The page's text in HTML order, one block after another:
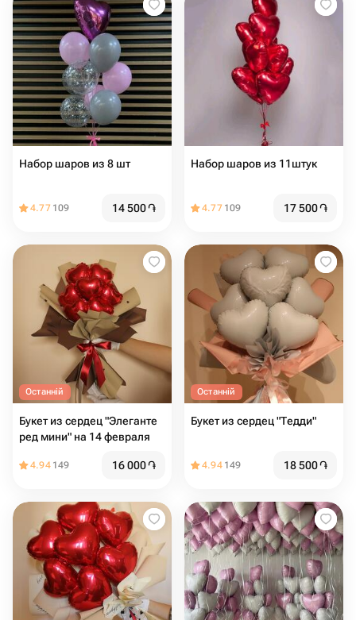
Набор шаров из 8 шт
4.77 109 14 500֏
Набор шаров из 11штук
4.77 109 17 500֏
Останній
Букет из сердец "Элеганте
ред мини" на 14 февраля
4.94 149 16 000֏
Останній
Букет из сердец "Тедди"
4.94 149 18 500֏